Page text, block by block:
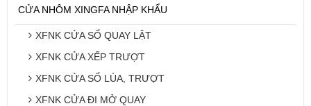
CỬA NHÔM XINGFA NHẬP KHẨU
XFNK CỬA SỔ QUAY LẬT
XFNK CỬA XẾP TRƯỢT
XFNK CỬA SỔ LÙA, TRƯỢT
XFNK CỬA ĐI MỞ QUAY